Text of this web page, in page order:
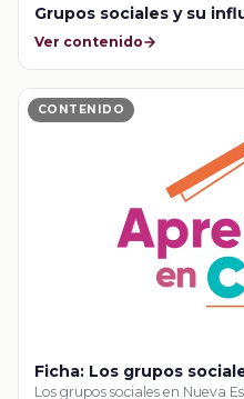
Grupos sociales y su
Ver contenido
CONTENIDO
Ficha: Los grupos
Los grupos sociales en Nueva